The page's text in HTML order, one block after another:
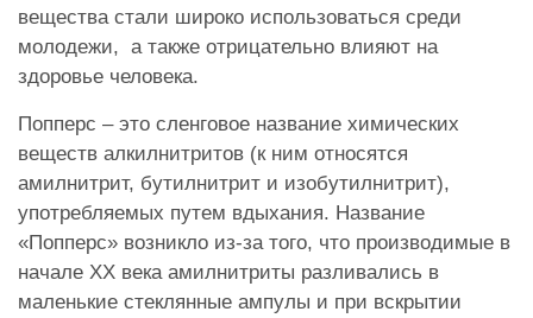
вещества стали широко использоваться среди
молодежи, а также отрицательно влияют на
здоровье человека.
Попперс – это сленговое название химических
веществ алкилнитритов (к ним относятся
амилнитрит, бутилнитрит и изобутилнитрит),
употребляемых путем вдыхания. Название
«Попперс» возникло из-за того, что производимые в
начале XX века амилнитриты разливались в
маленькие стеклянные ампулы и при вскрытии